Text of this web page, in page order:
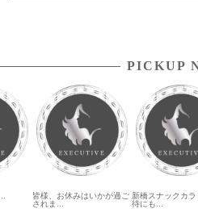
PICKUP
皆様、お休みはいかが過ご
されま...
新橋スナックカ
待にも...